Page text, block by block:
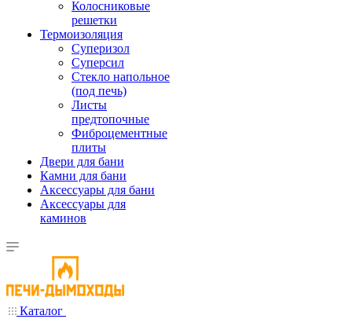
Колосниковые
решетки
Термоизоляция
Суперизол
Суперсил
Стекло напольное
(под печь)
Листы
предтопочные
Фиброцементные
плиты
Двери для бани
Камни для бани
Аксессуары для бани
Аксессуары для
каминов
Каталог